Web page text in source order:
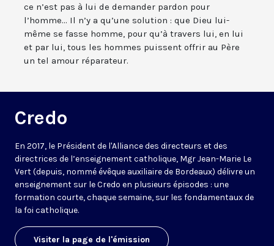
ce n’est pas à lui de demander pardon pour
l’homme... Il n’y a qu’une solution : que Dieu lui-
même se fasse homme, pour qu’à travers lui, en lui
et par lui, tous les hommes puissent offrir au Père
un tel amour réparateur.
Credo
En 2017, le Président de l'Alliance des directeurs et des
directrices de l’enseignement catholique, Mgr Jean-Marie Le
Vert (depuis, nommé évêque auxiliaire de Bordeaux) délivre un
enseignement sur le Credo en plusieurs épisodes : une
formation courte, chaque semaine, sur les fondamentaux de
la foi catholique.
Visiter la page de l'émission